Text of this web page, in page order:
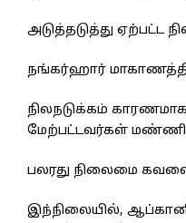
அடுத்தடுத்து ஏற்பட்ட
நங்கர்ஹார்
நிலநடுக்கம்
மேற்பட்டவர்கள் மண்ணில்
பலரது நிலைமை
இந்நிலையில்,